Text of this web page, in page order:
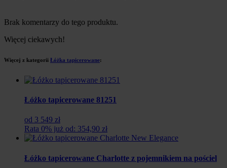
Brak komentarzy do tego produktu.
Więcej ciekawych!
Więcej z kategorii Łóżka tapicerowane:
Łóżko tapicerowane 81251
od 3 549 zł
Rata 0% już od: 354,90 zł
Łóżko tapicerowane Charlotte z pojemnikiem na pościel